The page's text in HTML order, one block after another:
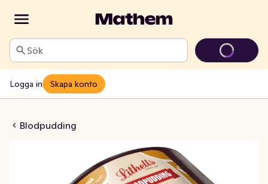
Sök
Logga in Skapa konto
Blodpudding
Glutenfri